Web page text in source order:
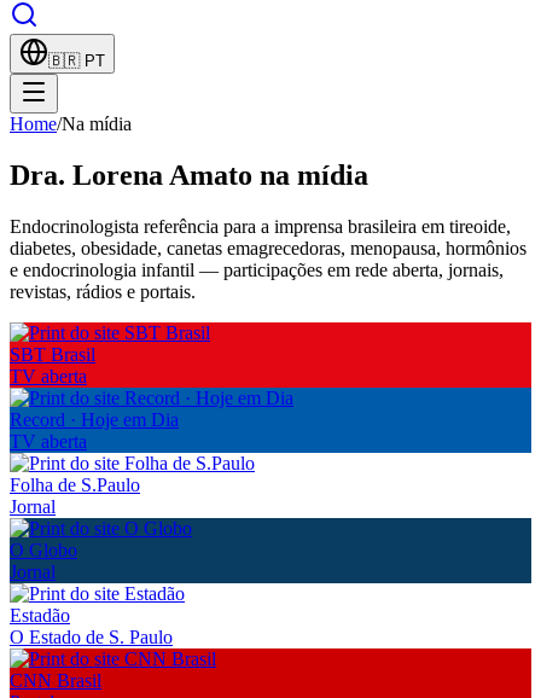
🇧🇷 PT
Home/Na mídia
Dra. Lorena Amato na mídia
Endocrinologista referência para a imprensa brasileira em tireoide,
diabetes, obesidade, canetas emagrecedoras, menopausa, hormônios
e endocrinologia infantil — participações em rede aberta, jornais,
revistas, rádios e portais.
SBT Brasil
TV aberta
Record · Hoje em Dia
TV aberta
Folha de S.Paulo
Jornal
O Globo
Jornal
Estadão
O Estado de S. Paulo
CNN Brasil